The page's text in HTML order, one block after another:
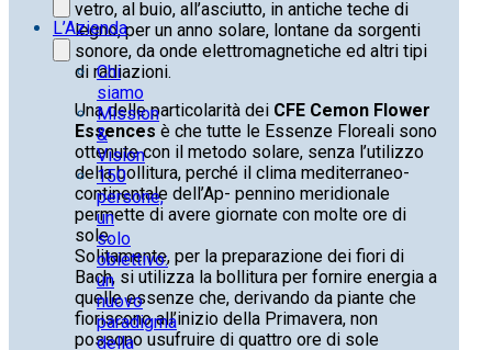
L’Azienda
Chi
siamo
Mission
&
Vision
150
persone,
un
solo
obiettivo:
un
nuovo
paradigma
della
vetro, al buio, all’asciutto, in antiche teche di
legno, per un anno solare, lontane da sorgenti
sonore, da onde elettromagnetiche ed altri tipi
di radiazioni.
Una delle particolarità dei CFE Cemon Flower
Essences è che tutte le Essenze Floreali sono
ottenute con il metodo solare, senza l’utilizzo
della bollitura, perché il clima mediterraneo-
continentale dell’Ap- pennino meridionale
permette di avere giornate con molte ore di
sole.
Solitamente, per la preparazione dei fiori di
Bach, si utilizza la bollitura per fornire energia a
quelle essenze che, derivando da piante che
fioriscono all’inizio della Primavera, non
possono usufruire di quattro ore di sole